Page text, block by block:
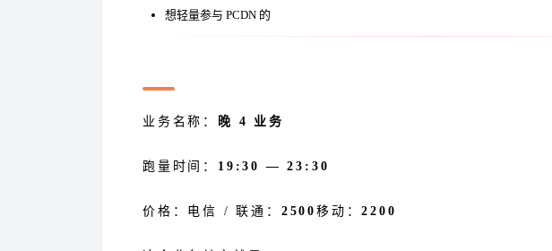
想轻量参与 PCDN 的
业务名称： 晚 4 业务
跑量时间： 19:30 — 23:30
价格：电信 / 联通： 2500移动：2200